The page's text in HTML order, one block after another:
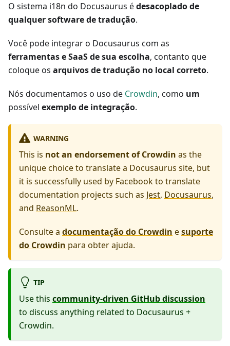
O sistema i18n do Docusaurus édesacoplado de
qualquer software de tradução.
Você pode integrar o Docusaurus com as
ferramentas e SaaS de sua escolha, contanto que
coloque os arquivos de tradução no local correto.
Nós documentamos o uso de Crowdin, como um
possível exemplo de integração.
WARNING
This is not an endorsement of Crowdin as the
unique choice to translate a Docusaurus site, but
it is successfully used by Facebook to translate
documentation projects such as Jest, Docusaurus,
and ReasonML.
Consulte a documentação do Crowdin esuporte
do Crowdin para obter ajuda.
TIP
Use this community-driven GitHub discussion
to discuss anything related to Docusaurus +
Crowdin.